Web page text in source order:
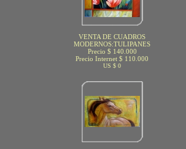
VENTA DE CUADROS
MODERNOS:TULIPANES
Precio $ 140.000
Precio Internet $ 110.000
US $ 0